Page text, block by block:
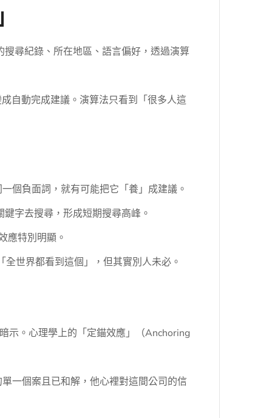
搜尋紀錄、所在地區、語言偏好，透過演算
自動完成建議。演算法只看到「很多人這
個負面詞，就有可能把它「養」成建議。
字去搜尋，形成短期搜尋高峰。
應特別明顯。
世界都看到這個」，但其實別人未必。
示。心理學上的「定錨效應」（Anchoring
一個案且已和解，他心裡對這間公司的信